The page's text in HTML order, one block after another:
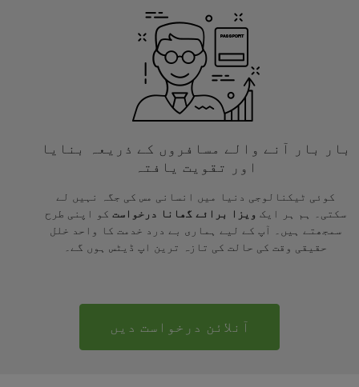
بار بار آنے والے مسافروں کے ذریعہ بنایا
اور تقویت یافتہ
کوئی ٹیکنالوجی دنیا میں انسانی مس کی جگہ نہیں لے
سکتی۔ ہم ہر ایک ویزا برائے گھانا درخواست کو اپنی طرح
سمجھتے ہیں۔ آپ کے لیے ہماری بے درد خدمت کا واحد خلل
حقیقی وقت کی حالت کی تازہ ترین اپ ڈیٹس ہوں گے۔
آنلائن درخواست دیں